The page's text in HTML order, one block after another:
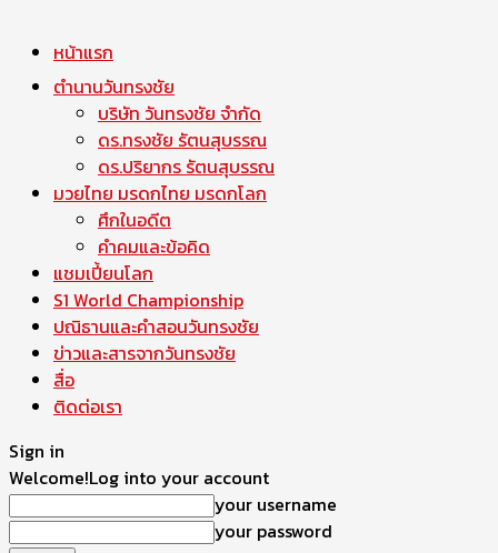
หน้าแรก
ตำนานวันทรงชัย
บริษัท วันทรงชัย จำกัด
ดร.ทรงชัย รัตนสุบรรณ
ดร.ปริยากร รัตนสุบรรณ
มวยไทย มรดกไทย มรดกโลก
ศึกในอดีต
คำคมและข้อคิด
แชมเปี้ยนโลก
S1 World Championship
ปณิธานและคำสอนวันทรงชัย
ข่าวและสารจากวันทรงชัย
สื่อ
ติดต่อเรา
Sign in
Welcome!Log into your account
your username
your password